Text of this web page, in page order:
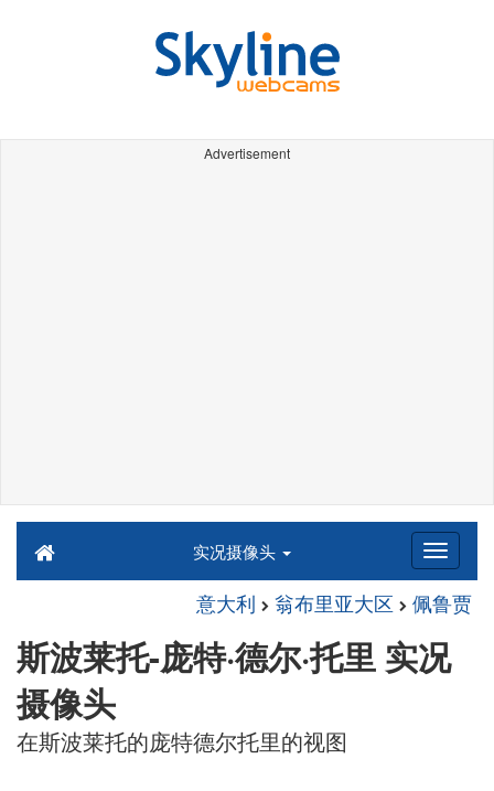
Advertisement
实况摄像头
意大利 翁布里亚大区 佩鲁贾
斯波莱托-庞特·德尔·托里 实况
摄像头
在斯波莱托的庞特德尔托里的视图